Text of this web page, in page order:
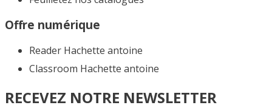
Offre numérique
Reader Hachette antoine
Classroom Hachette antoine
RECEVEZ NOTRE NEWSLETTER